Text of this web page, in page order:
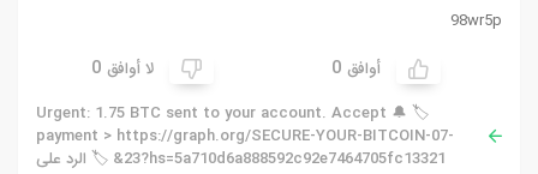
98wr5p
أوافق0 لا أوافق0
🏷 🔔 Urgent: 1.75 BTC sent to your account. Accept
payment > https://graph.org/SECURE-YOUR-BITCOIN-07-
23?hs=5a710d6a888592c92e7464705fc13321& 🏷 الرد على